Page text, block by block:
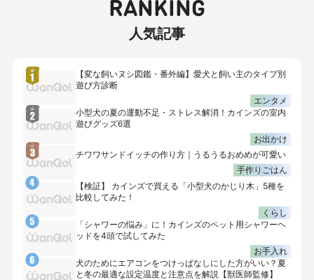
RANKING
人気記事
【変な飼いヌシ図鑑・番外編】愛犬と飼い主のタイプ別
遊び方診断
エンタメ
小型犬の夏の運動不足・ストレス解消！カインズの室内
遊びグッズ6選
お出かけ
チワワサンドイッチの作り方｜うるうるおめめが可愛い
手作りごはん
【検証】 カインズで買える「小型犬のかじり木」5種を
比較してみた！
くらし
「シャワーの悩み」に！カインズのペット用シャワーヘ
ッドを4頭で試してみた
お手入れ
犬のためにエアコンをつけっぱなしにした方がいい？夏
と冬の最適な設定温度と注意点を解説【獣医師監修】